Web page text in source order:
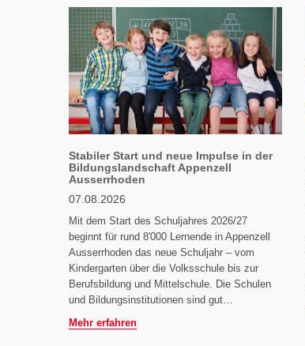
Stabiler Start und neue Impulse in der
Bildungslandschaft Appenzell
Ausserrhoden
07.08.2026
Mit dem Start des Schuljahres 2026/27
beginnt für rund 8'000 Lernende in Appenzell
Ausserrhoden das neue Schuljahr – vom
Kindergarten über die Volksschule bis zur
Berufsbildung und Mittelschule. Die Schulen
und Bildungsinstitutionen sind gut…
Mehr erfahren